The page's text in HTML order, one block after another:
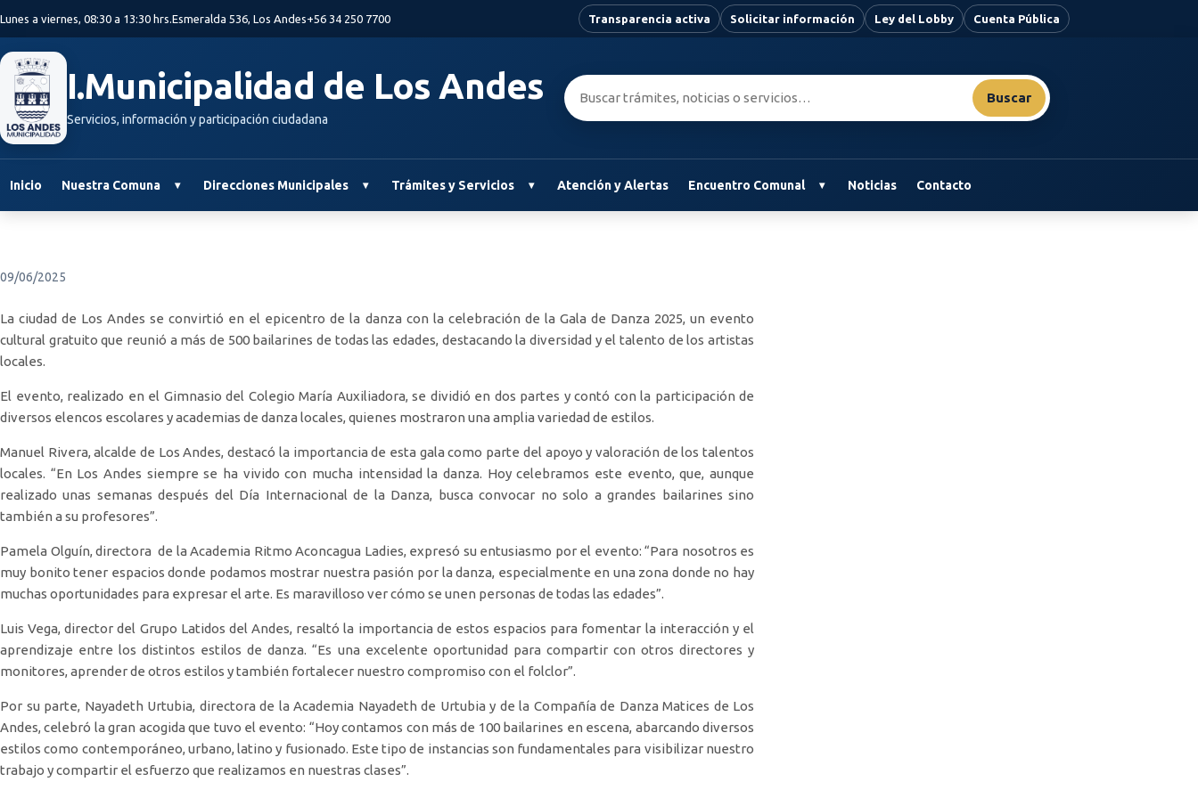
Lunes a viernes, 08:30 a 13:30 hrs.Esmeralda 536, Los Andes+56 34 250 7700 Transparencia activa Solicitar información Ley del Lobby Cuenta Pública
I.Municipalidad de Los Andes
Servicios, información y participación ciudadana
Buscar:
Buscar
Inicio Nuestra Comuna Direcciones Municipales Trámites y Servicios Atención y Alertas Encuentro Comunal Noticias Contacto
09/06/2025
La ciudad de Los Andes se convirtió en el epicentro de la danza con la celebración de la Gala de Danza 2025, un evento
cultural gratuito que reunió a más de 500 bailarines de todas las edades, destacando la diversidad y el talento de los artistas
locales.
El evento, realizado en el Gimnasio del Colegio María Auxiliadora, se dividió en dos partes y contó con la participación de
diversos elencos escolares y academias de danza locales, quienes mostraron una amplia variedad de estilos.
Manuel Rivera, alcalde de Los Andes, destacó la importancia de esta gala como parte del apoyo y valoración de los talentos
locales. “En Los Andes siempre se ha vivido con mucha intensidad la danza. Hoy celebramos este evento, que, aunque
realizado unas semanas después del Día Internacional de la Danza, busca convocar no solo a grandes bailarines sino
también a su profesores”.
Pamela Olguín, directora de la Academia Ritmo Aconcagua Ladies, expresó su entusiasmo por el evento: “Para nosotros es
muy bonito tener espacios donde podamos mostrar nuestra pasión por la danza, especialmente en una zona donde no hay
muchas oportunidades para expresar el arte. Es maravilloso ver cómo se unen personas de todas las edades”.
Luis Vega, director del Grupo Latidos del Andes, resaltó la importancia de estos espacios para fomentar la interacción y el
aprendizaje entre los distintos estilos de danza. “Es una excelente oportunidad para compartir con otros directores y
monitores, aprender de otros estilos y también fortalecer nuestro compromiso con el folclor”.
Por su parte, Nayadeth Urtubia, directora de la Academia Nayadeth de Urtubia y de la Compañía de Danza Matices de Los
Andes, celebró la gran acogida que tuvo el evento: “Hoy contamos con más de 100 bailarines en escena, abarcando diversos
estilos como contemporáneo, urbano, latino y fusionado. Este tipo de instancias son fundamentales para visibilizar nuestro
trabajo y compartir el esfuerzo que realizamos en nuestras clases”.